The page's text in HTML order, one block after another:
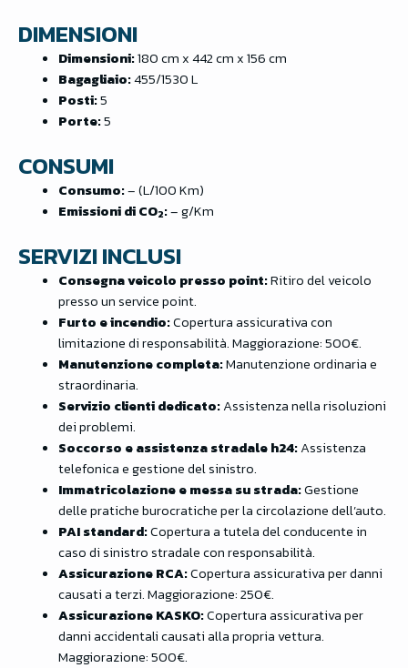
DIMENSIONI
Dimensioni:180 cm x 442 cm x 156 cm
Bagagliaio:455/1530 L
Posti:5
Porte:5
CONSUMI
Consumo:– (L/100 Km)
Emissioni di CO2:– g/Km
SERVIZI INCLUSI
Consegna veicolo presso point:Ritiro del veicolo
presso un service point.
Furto e incendio:Copertura assicurativa con
limitazione di responsabilità. Maggiorazione: 500€.
Manutenzione completa:Manutenzione ordinaria e
straordinaria.
Servizio clienti dedicato:Assistenza nella risoluzioni
dei problemi.
Soccorso e assistenza stradale h24:Assistenza
telefonica e gestione del sinistro.
Immatricolazione e messa su strada:Gestione
delle pratiche burocratiche per la circolazione dell’auto.
PAI standard:Copertura a tutela del conducente in
caso di sinistro stradale con responsabilità.
Assicurazione RCA:Copertura assicurativa per danni
causati a terzi. Maggiorazione: 250€.
Assicurazione KASKO:Copertura assicurativa per
danni accidentali causati alla propria vettura.
Maggiorazione: 500€.